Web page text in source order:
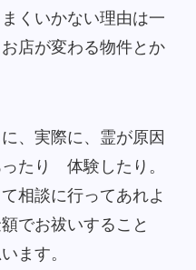
くいかない理由は一
店が変わる物件とか
、実際に、霊が原因
たり 体験したり。
相談に行ってあれよ
でお祓いすること
ます。